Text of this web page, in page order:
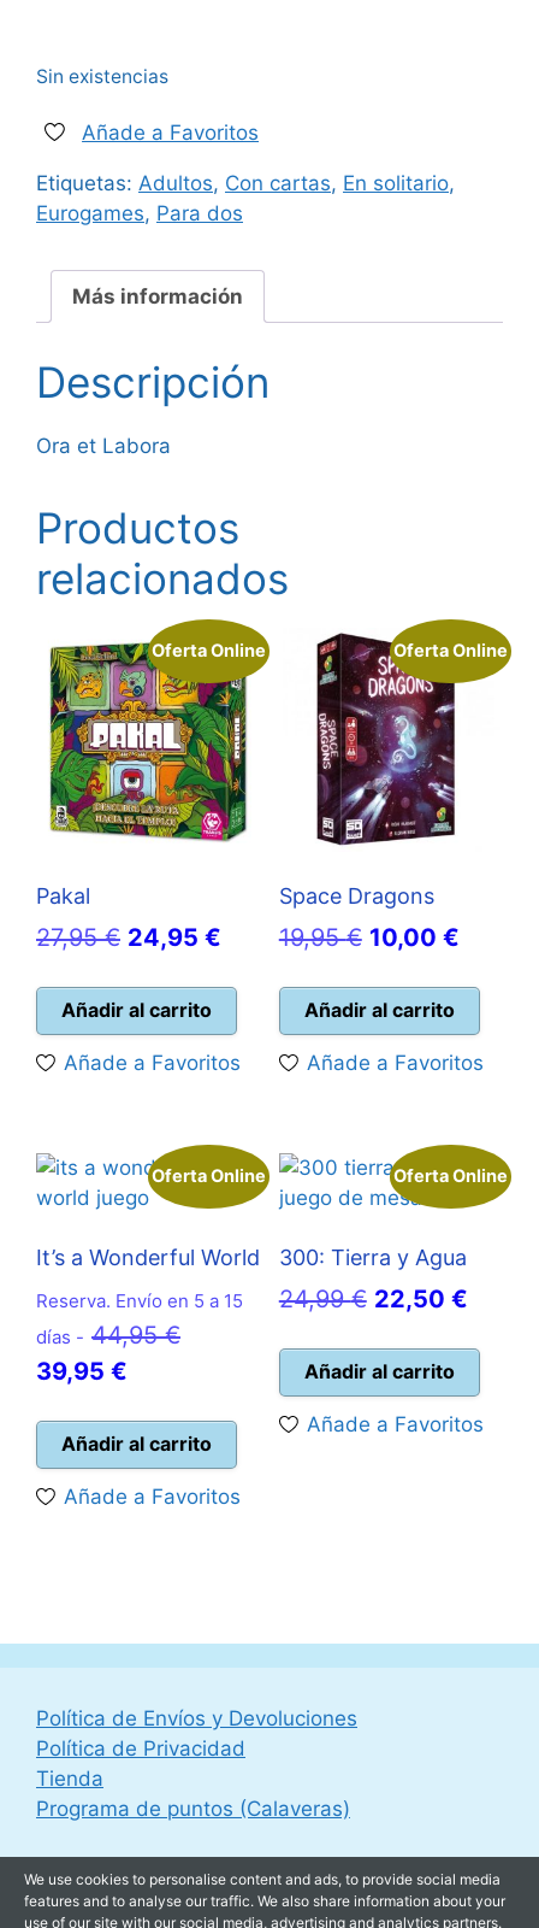
Sin existencias
Añade a Favoritos
Etiquetas: Adultos, Con cartas, En solitario,
Eurogames, Para dos
Más información
Descripción
Ora et Labora
Productos
relacionados
Oferta Online
Pakal
27,95€ El
original
era:
27,95 €.
24,95 €
es:
24,95 €.
Añadir al carrito
Añade a Favoritos
Oferta Online
Space Dragons
19,95€ El
original
era:
19,95 €.
10,00 €El
es:
10,00
Añadir al carrito
Añade a Favoritos
Oferta Online
It’s a Wonderful World
Reserva. Envío en 5 a 15
días - 44,95€El
era:
44,95 €.
39,95 €
actual
es:
39,95 €.
Añadir al carrito
Añade a Favoritos
Oferta Online
300: Tierra y Agua
24,99€ El
original
era:
24,99 €.
22,50 €El
es:
22,50
Añadir al carrito
Añade a Favoritos
Política de Envíos y Devoluciones
Política de Privacidad
Tienda
Programa de puntos (Calaveras)
We use cookies to personalise content and ads, to provide social media
features and to analyse our traffic. We also share information about your
use of our site with our social media, advertising and analytics partners.